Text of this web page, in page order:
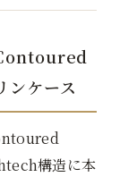
ケース
構造に本